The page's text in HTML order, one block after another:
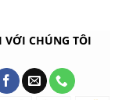
VỚI CHÚNG TÔI